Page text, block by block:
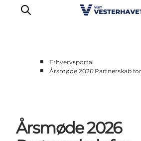
Medlemskab
■
Erhvervsportal
■
Årsmøde 2026 Partnerskab
Årsmøde 2026